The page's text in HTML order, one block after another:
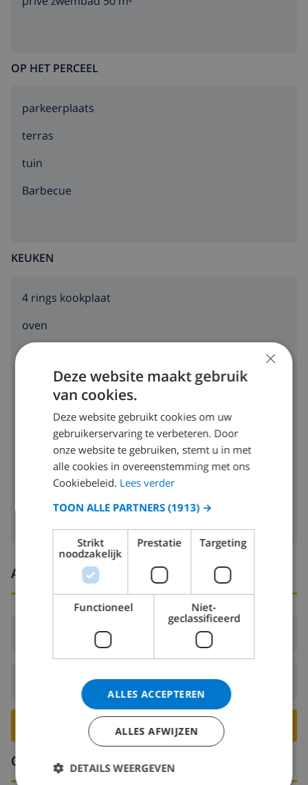
OP HET PERCEEL
parkeerplaats
terras
tuin
barbecue
KEUKEN
4 rings kookplaat
oven
magnetron
koelkast
broodrooster
vaatwasser
wasmachine
Aankomst- en vertrektijden
Aankomst: Vanaf 16:00 voor 20:00
Vertrek:Voor: 10:00
BOEK DEZE VILLA ›
Omgeving
×
Deze website maakt gebruik
van cookies.
Deze website gebruikt cookies om uw
gebruikerservaring te verbeteren. Door
onze website te gebruiken, stemt u in met
alle cookies in overeenstemming met ons
Cookiebeleid. Lees verder
TOON ALLE PARTNERS(1913) →
Strikt
noodzakelijk
Prestatie Targeting
Functioneel
Niet-
geclassificeerd
ALLES ACCEPTEREN
ALLES AFWIJZEN
DETAILS WEERGEVEN